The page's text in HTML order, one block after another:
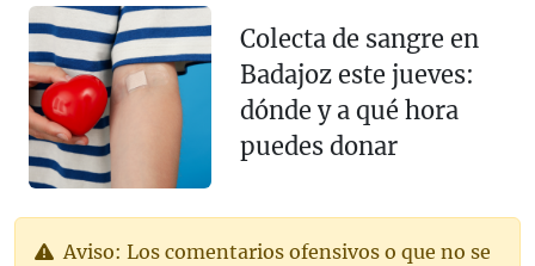
Colecta de sangre en
Badajoz este jueves:
dónde y a qué hora
puedes donar
Aviso: Los comentarios ofensivos o que no se